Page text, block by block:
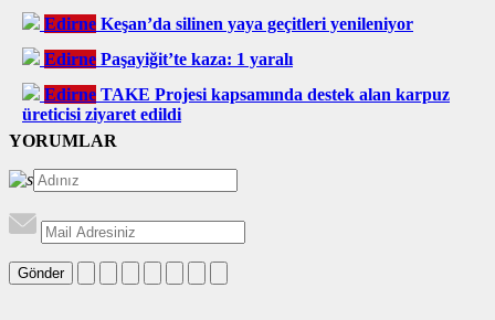
Edirne Keşan’da silinen yaya geçitleri yenileniyor
Edirne Paşayiğit’te kaza: 1 yaralı
Edirne TAKE Projesi kapsamında destek alan karpuz
üreticisi ziyaret edildi
YORUMLAR
Gönder